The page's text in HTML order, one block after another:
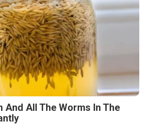
And All The Worms In The